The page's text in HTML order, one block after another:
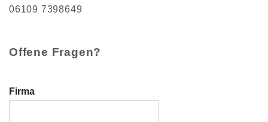
06109 7398649
Offene Fragen?
Firma